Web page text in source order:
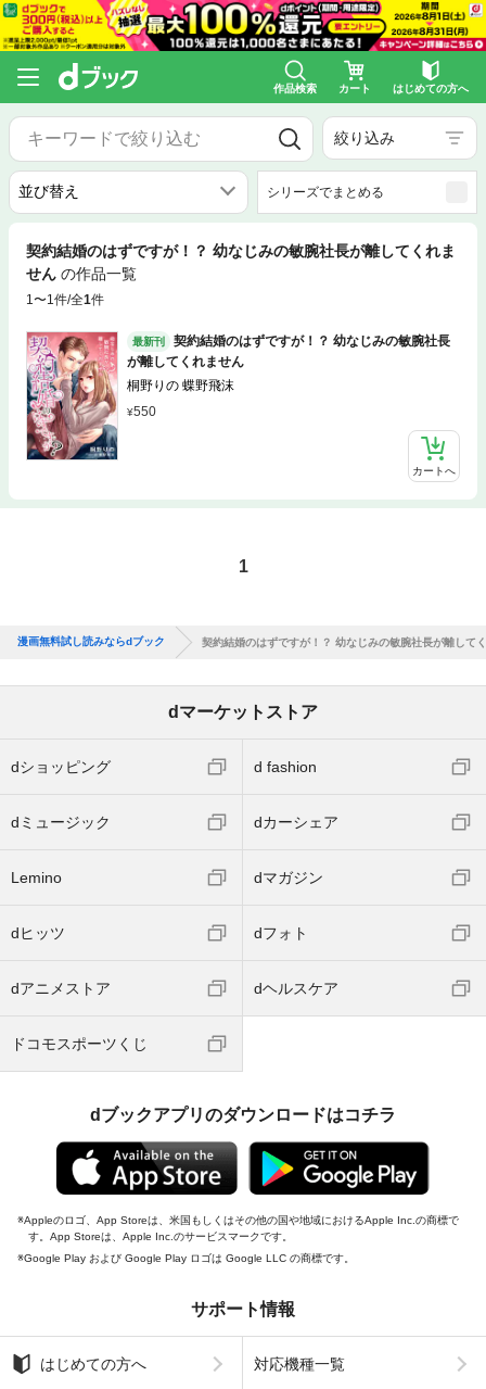
作品検索 カート はじめての方へ
絞り込み
シリーズでまとめる
契約結婚のはずですが！？ 幼なじみの敏腕社長が離してくれま
せん の作品一覧
1〜1件/全1件
最新刊
契約結婚のはずですが！？ 幼なじみの敏腕社長
が離してくれません
桐野りの 蝶野飛沫
550
カートへ
1
漫画無料試し読みならdブック 契約結婚のはずですが！？ 幼なじみの敏腕社長が離して
dマーケットストア
dショッピング d fashion
dミュージック dカーシェア
Lemino dマガジン
dヒッツ dフォト
dアニメストア dヘルスケア
ドコモスポーツくじ
dブックアプリのダウンロードはコチラ
Appleのロゴ、App Storeは、米国もしくはその他の国や地域におけるApple Inc.の商標で
す。App Storeは、Apple Inc.のサービスマークです。
Google Play および Google Play ロゴは Google LLC の商標です。
サポート情報
はじめての方へ 対応機種一覧